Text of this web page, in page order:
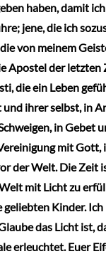
haben, damit
jene, die ich
von meinem
Apostel der letzten
die ein Leben
ihrer selbst, in
in Gebet
mit Gott,
der Welt. Die Zeit
mit Licht zu
geliebten Kinder.
das Licht ist,
erleuchtet. Euer